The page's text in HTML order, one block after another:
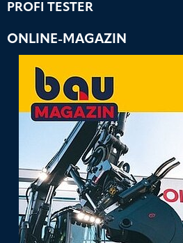
PROFI TESTER
ONLINE-MAGAZIN